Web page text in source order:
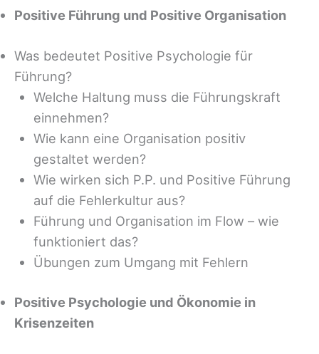
Positive Führung und Positive Organisation
Was bedeutet Positive Psychologie für
Führung?
Welche Haltung muss die Führungskraft
einnehmen?
Wie kann eine Organisation positiv
gestaltet werden?
Wie wirken sich P.P. und Positive Führung
auf die Fehlerkultur aus?
Führung und Organisation im Flow – wie
funktioniert das?
Übungen zum Umgang mit Fehlern
Positive Psychologie und Ökonomie in
Krisenzeiten